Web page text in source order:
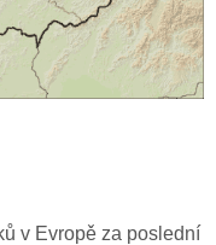
v Evropě za poslední